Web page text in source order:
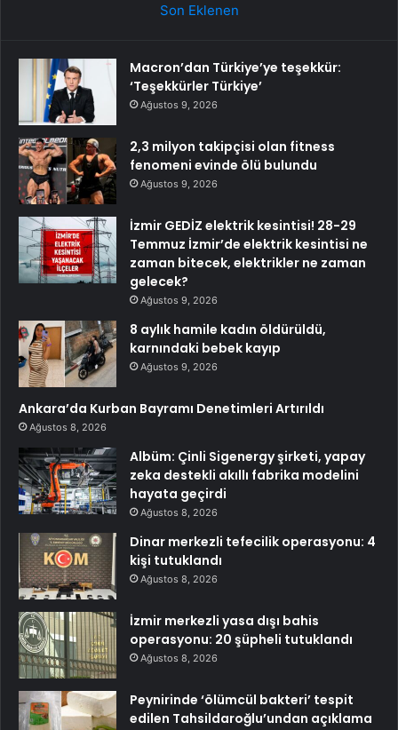
Son Eklenen
Macron’dan Türkiye’ye teşekkür:
‘Teşekkürler Türkiye’
Ağustos 9, 2026
2,3 milyon takipçisi olan fitness
fenomeni evinde ölü bulundu
Ağustos 9, 2026
İzmir GEDİZ elektrik kesintisi! 28-29
Temmuz İzmir’de elektrik kesintisi ne
zaman bitecek, elektrikler ne zaman
gelecek?
Ağustos 9, 2026
8 aylık hamile kadın öldürüldü,
karnındaki bebek kayıp
Ağustos 9, 2026
Ankara’da Kurban Bayramı Denetimleri Artırıldı
Ağustos 8, 2026
Albüm: Çinli Sigenergy şirketi, yapay
zeka destekli akıllı fabrika modelini
hayata geçirdi
Ağustos 8, 2026
Dinar merkezli tefecilik operasyonu: 4
kişi tutuklandı
Ağustos 8, 2026
İzmir merkezli yasa dışı bahis
operasyonu: 20 şüpheli tutuklandı
Ağustos 8, 2026
Peynirinde ‘ölümcül bakteri’ tespit
edilen Tahsildaroğlu’undan açıklama